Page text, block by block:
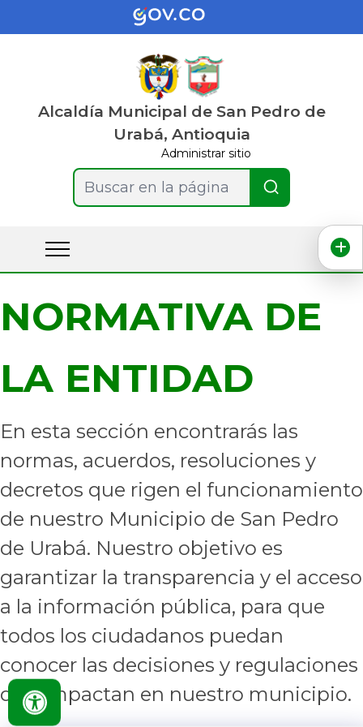
Alcaldía Municipal de San Pedro de
Urabá, Antioquia
Administrar sitio
Buscar en la página
NORMATIVA DE
LA ENTIDAD
En esta sección encontrarás las
normas, acuerdos, resoluciones y
decretos que rigen el funcionamiento
de nuestro Municipio de San Pedro
de Urabá. Nuestro objetivo es
garantizar la transparencia y el acceso
a la información pública, para que
todos los ciudadanos puedan
conocer las decisiones y regulaciones
que impactan en nuestro municipio.